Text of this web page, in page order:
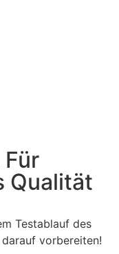
Qualität
Testablauf des
vorbereiten!